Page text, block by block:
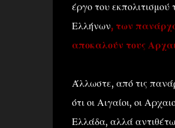
έργο του
Ελλήνων, των
αποκαλούν τους
Άλλωστε, από τις
ότι οι Αιγαίοι, οι
Ελλάδα, αλλά